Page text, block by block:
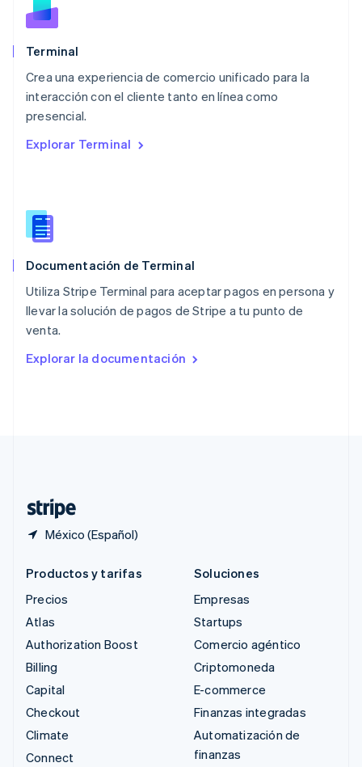
Terminal
Crea una experiencia de comercio unificado para la
interacción con el cliente tanto en línea como
presencial.
Explorar Terminal
Documentación de Terminal
Utiliza Stripe Terminal para aceptar pagos en persona y
llevar la solución de pagos de Stripe a tu punto de
venta.
Explorar la documentación
México (Español)
Malta
México
Noruega
English
Nueva Zelandia
Países Bajos
Portugal
Português
English简体中文
Reino Unido
English
República Checa
English
English
Productos y tarifas
Precios
Atlas
Authorization Boost
Billing
Capital
Checkout
Climate
Connect
Soluciones
Empresas
Startups
Comercio agéntico
Criptomoneda
E-commerce
Finanzas integradas
Automatización de
finanzas